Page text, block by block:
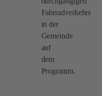
Fahrradverkehrs
in der
Gemeinde
auf
dem
Programm.